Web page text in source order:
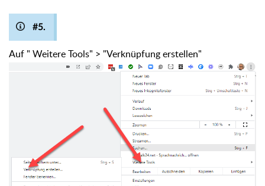
#5.
Auf " Weitere Tools" > "Verknüpfung erstellen"